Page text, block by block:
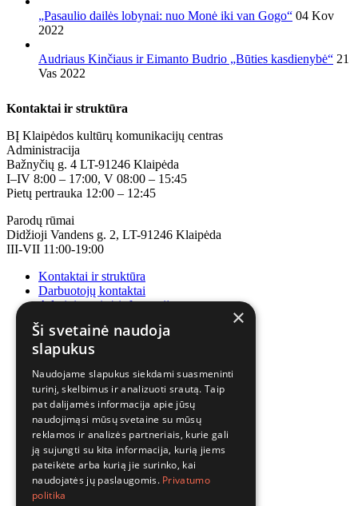
„Pasaulio dailės lobynai: nuo Monė iki van Gogo“ 04 Kov
2022
Audriaus Kinčiaus ir Eimanto Budrio „Būties kasdienybė“ 21
Vas 2022
Kontaktai ir struktūra
BĮ Klaipėdos kultūrų komunikacijų centras
Administracija
Bažnyčių g. 4 LT-91246 Klaipėda
I–IV 8:00 – 17:00, V 08:00 – 15:45
Pietų pertrauka 12:00 – 12:45
Parodų rūmai
Didžioji Vandens g. 2, LT-91246 Klaipėda
III-VII 11:00-19:00
Kontaktai ir struktūra
Darbuotojų kontaktai
Administracinė informacija
Korupcijos prevencija
×
Ši svetainė naudoja
slapukus
Naudojame slapukus siekdami suasmeninti
turinį, skelbimus ir analizuoti srautą. Taip
pat dalijamės informacija apie jūsų
naudojimąsi mūsų svetaine su mūsų
reklamos ir analizės partneriais, kurie gali
ją sujungti su kita informacija, kurią jiems
pateikėte arba kurią jie surinko, kai
naudojatės jų paslaugomis. Privatumo
politika